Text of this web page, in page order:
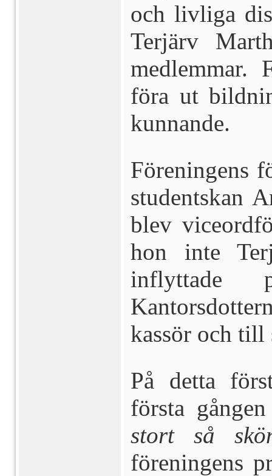
och livliga
Terjärv
medlemmar.
föra ut
kunnande.
Föreningens
studentskan
blev
hon inte
inflyttade
kassör och till
På detta
första
stort så
föreningens